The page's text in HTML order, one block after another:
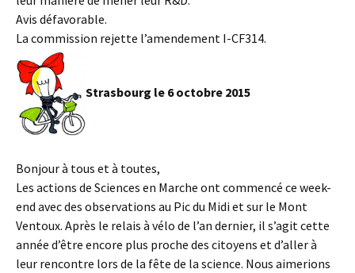
Avis défavorable.
La commission rejette l’amendement I-CF314.
Strasbourg le 6 octobre 2015
Bonjour à tous et à toutes,
Les actions de Sciences en Marche ont commencé ce week-
end avec des observations au Pic du Midi et sur le Mont
Ventoux. Après le relais à vélo de l’an dernier, il s’agit cette
année d’être encore plus proche des citoyens et d’aller à
leur rencontre lors de la fête de la science. Nous aimerions